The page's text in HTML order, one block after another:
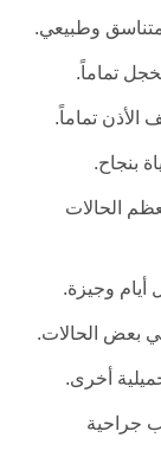
وطبيعي.
تماماً.
الأذن تماماً.
بنجاح.
الحالات
أيام وجيزة.
بعض الحالات.
أخرى.
جراحية